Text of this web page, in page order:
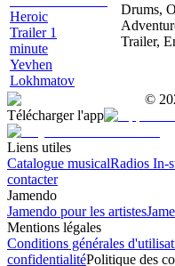
Heroic
Trailer 1
minute
Yevhen
Lokhmatov
Drums,
Trailer,
©
Télécharger l'app
Liens utiles
Catalogue musicalRadios In-
contacter
Jamendo
Jamendo pour les artistes
Mentions légales
Conditions générales
confidentialitéPolitique des